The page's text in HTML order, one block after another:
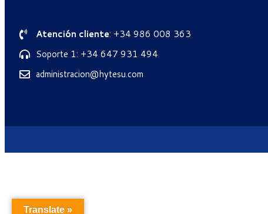
Atención cliente: +34 986 008 363
Soporte 1: +34 647 931 494
administracion@hytesu.com
Translate »